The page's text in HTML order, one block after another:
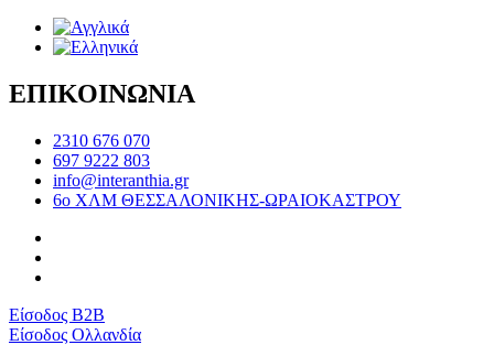
ΕΠΙΚΟΙΝΩΝΙΑ
2310 676 070
697 9222 803
info@interanthia.gr
6ο ΧΛΜ ΘΕΣΣΑΛΟΝΙΚΗΣ-ΩΡΑΙΟΚΑΣΤΡΟΥ
Είσοδος B2B
Είσοδος Ολλανδία